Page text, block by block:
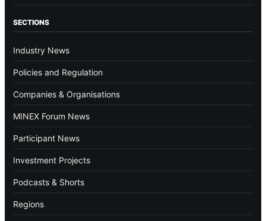
SECTIONS
Industry News
Policies and Regulation
Companies & Organisations
MINEX Forum News
Participant News
Investment Projects
Podcasts & Shorts
Regions